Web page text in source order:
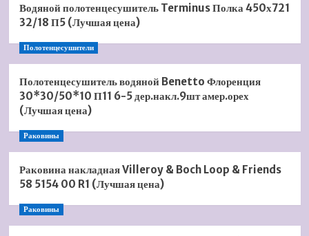
Водяной полотенцесушитель Terminus Полка 450х721
32/18 П5 (Лучшая цена)
Полотенцесушители
Полотенцесушитель водяной Benetto Флоренция
30*30/50*10 П11 6-5 дер.накл.9шт амер.орех
(Лучшая цена)
Раковины
Раковина накладная Villeroy & Boch Loop & Friends
58 5154 00 R1 (Лучшая цена)
Раковины